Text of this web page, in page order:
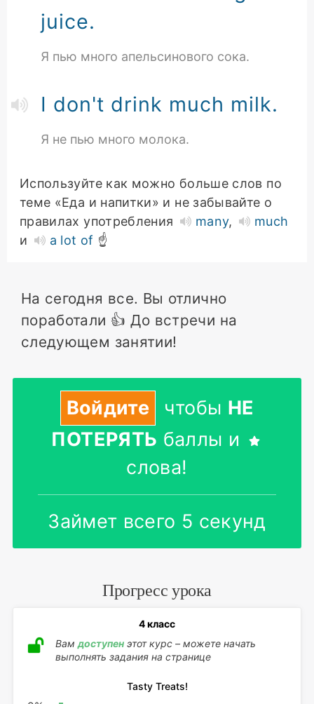
juice.
Я пью много апельсинового сока.
I don't drink much milk.
Я не пью много молока.
Используйте как можно больше слов по
теме «Еда и напитки» и не забывайте о
правилах употребления
many,
much
и
a lot of ☝️
На сегодня все. Вы отлично
поработали 👍 До встречи на
следующем занятии!
Войдите чтобы НЕ
ПОТЕРЯТЬ баллы и
слова!
Займет всего 5 секунд
Прогресс урока
4 класс
Вамдоступенэтот курс – можете начать
выполнять задания на странице
Tasty Treats!